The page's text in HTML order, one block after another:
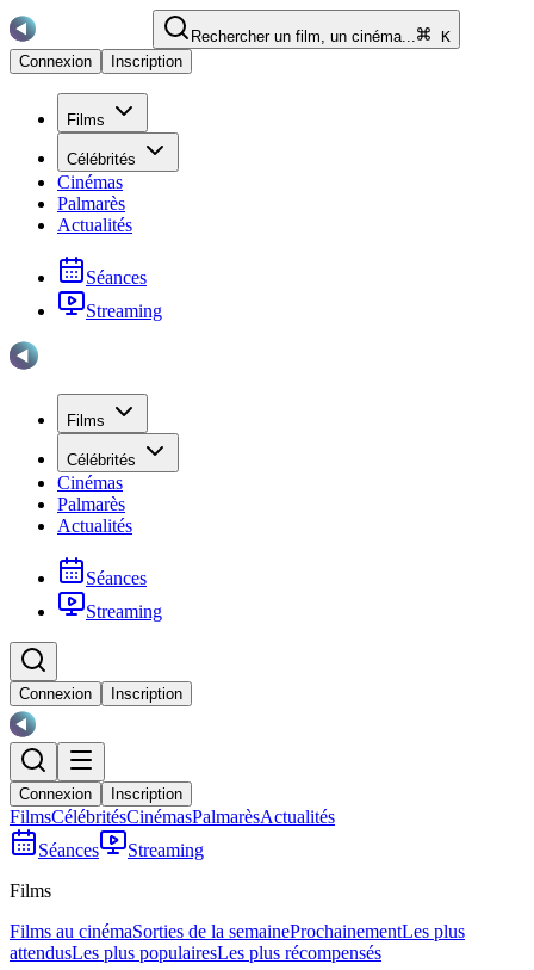
Rechercher un film, un cinéma...
K
Connexion
Inscription
Films
Célébrités
Cinémas
Palmarès
Actualités
Séances
Streaming
Films
Célébrités
Cinémas
Palmarès
Actualités
Séances
Streaming
Connexion Inscription
Connexion Inscription
FilmsCélébritésCinémasPalmarèsActualités
Séances
Streaming
Films
Films au cinémaSorties de la semaineProchainementLes plus
attendusLes plus populairesLes plus récompensés